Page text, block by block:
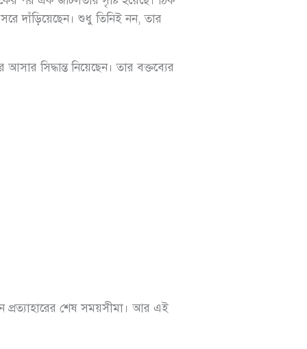
দাঁড়িয়েছেন। শুধু তিনিই নন, তার
সিদ্ধান্ত নিয়েছেন। তার বক্তব্যের
প্রত্যাহারের শেষ সময়সীমা। আর এই